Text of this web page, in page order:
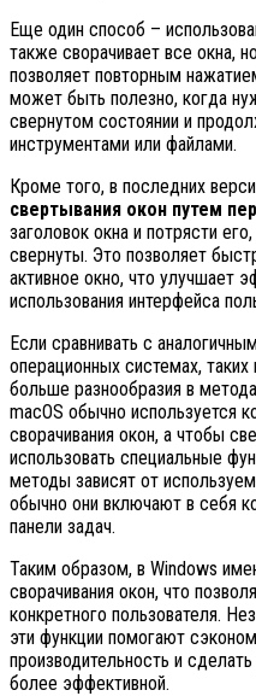
Еще один способ –
также сворачивает все окна,
позволяет повторным
может быть полезно, когда
свернутом состоянии и
инструментами или файлами.
Кроме того, в последних
свертывания окон путем
заголовок окна и потрясти
свернуты. Это позволяет
активное окно, что улучшает
использования интерфейса
Если сравнивать с
операционных системах, таких
больше разнообразия в
macOS обычно используется
сворачивания окон, а чтобы
использовать специальные
методы зависят от
обычно они включают в себя
панели задач.
Таким образом, в Windows
сворачивания окон, что
конкретного пользователя.
эти функции помогают
производительность и
более эффективной.